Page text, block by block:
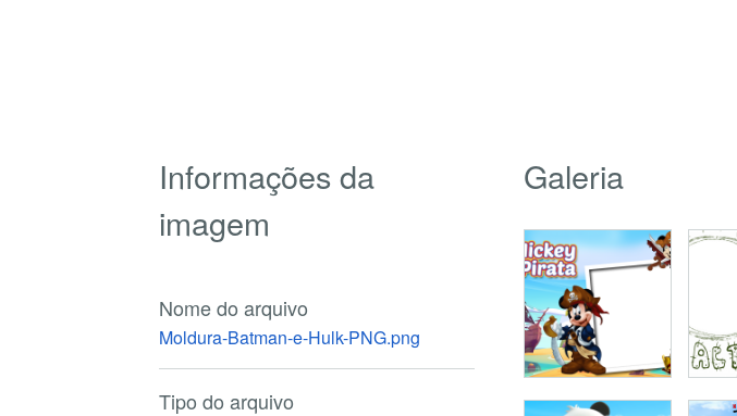
Informações da
imagem
Nome do arquivo
Moldura-Batman-e-Hulk-PNG.png
Tipo do arquivo
Galeria